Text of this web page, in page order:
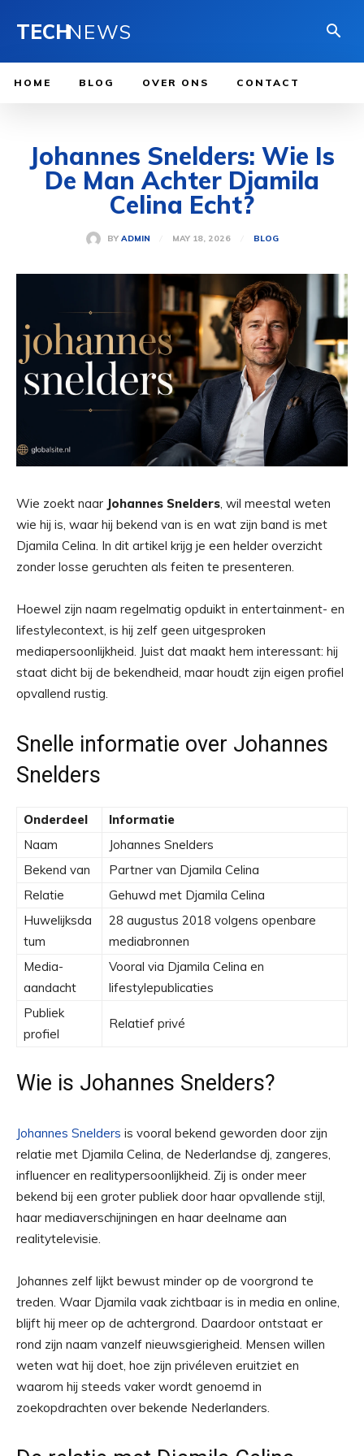
TECHNEWS
HOME BLOG OVER ONS CONTACT
Johannes Snelders: Wie Is
De Man Achter Djamila
Celina Echt?
BY ADMIN MAY 18, 2026 BLOG
Wie zoekt naar Johannes Snelders, wil meestal weten
wie hij is, waar hij bekend van is en wat zijn band is met
Djamila Celina. In dit artikel krijg je een helder overzicht
zonder losse geruchten als feiten te presenteren.
Hoewel zijn naam regelmatig opduikt in entertainment- en
lifestylecontext, is hij zelf geen uitgesproken
mediapersoonlijkheid. Juist dat maakt hem interessant: hij
staat dicht bij de bekendheid, maar houdt zijn eigen profiel
opvallend rustig.
Snelle informatie over Johannes
Snelders
Onderdeel
Informatie
Naam
Johannes Snelders
Bekend van
Partner van Djamila Celina
Relatie
Gehuwd met Djamila Celina
Huwelijksda
tum
28 augustus 2018 volgens openbare
mediabronnen
Media-
aandacht
Vooral via Djamila Celina en
lifestylepublicaties
Publiek
profiel
Relatief privé
Wie is Johannes Snelders?
Johannes Snelders is vooral bekend geworden door zijn
relatie met Djamila Celina, de Nederlandse dj, zangeres,
influencer en realitypersoonlijkheid. Zij is onder meer
bekend bij een groter publiek door haar opvallende stijl,
haar mediaverschijningen en haar deelname aan
realitytelevisie.
Johannes zelf lijkt bewust minder op de voorgrond te
treden. Waar Djamila vaak zichtbaar is in media en online,
blijft hij meer op de achtergrond. Daardoor ontstaat er
rond zijn naam vanzelf nieuwsgierigheid. Mensen willen
weten wat hij doet, hoe zijn privéleven eruitziet en
waarom hij steeds vaker wordt genoemd in
zoekopdrachten over bekende Nederlanders.